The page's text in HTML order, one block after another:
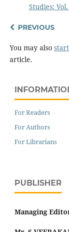
Studies:
PREVIOUS
You may also
article.
For Readers
For Authors
For Librarians
PUBLISHER
Managing